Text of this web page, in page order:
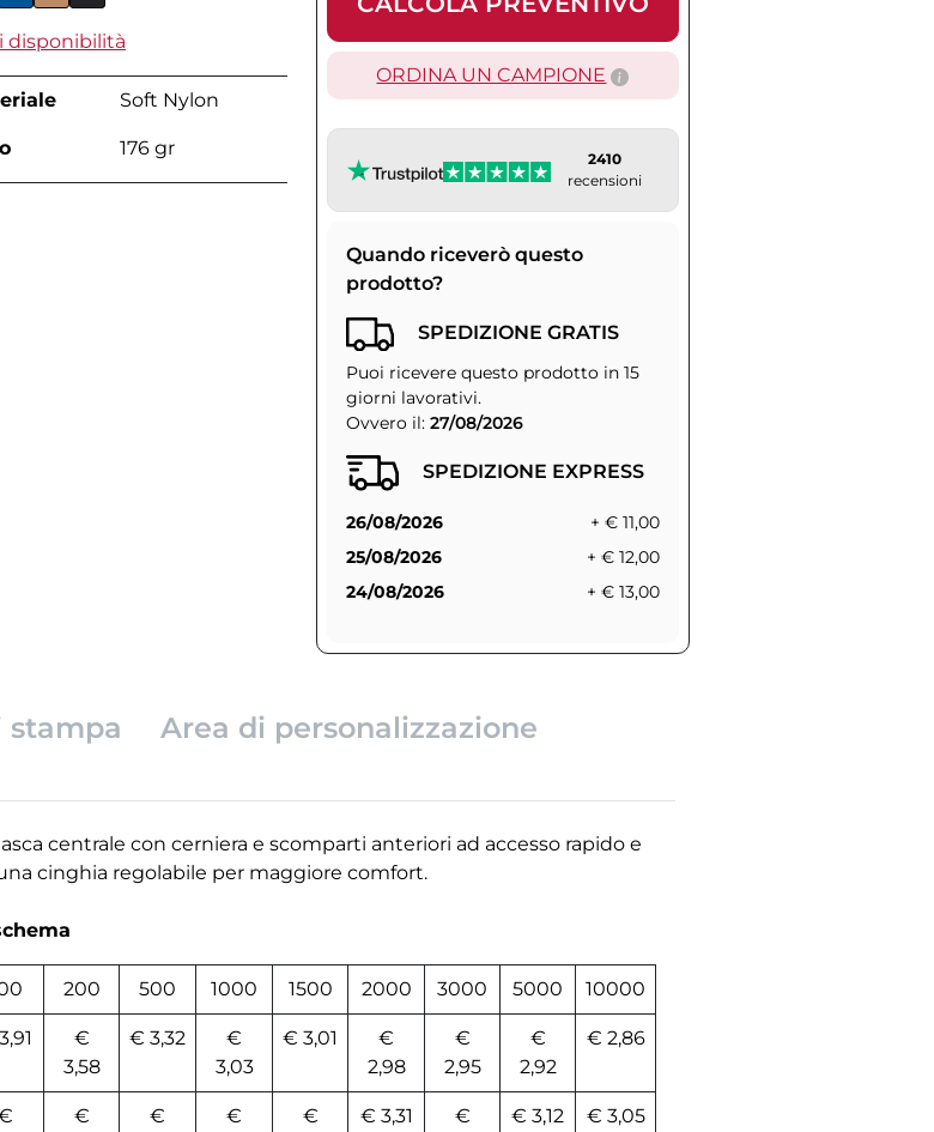
disponibilità
Soft Nylon
176 gr
ORDINA UN CAMPIONE
2410
recensioni
Quando riceverò questo
prodotto?
SPEDIZIONE GRATIS
Puoi ricevere questo prodotto in 15
giorni lavorativi.
Ovvero il: 27/08/2026
SPEDIZIONE EXPRESS
26/08/2026
+ € 11,00
25/08/2026
+ € 12,00
24/08/2026
+ € 13,00
stampa
Area di personalizzazione
centrale con cerniera e scomparti anteriori ad accesso rapido e
cinghia regolabile per maggiore comfort.
200 500 1000 1500 2000 3000 5000 10000
€
3,58
€ 3,32
€
3,03
€ 3,01
€
2,98
€
2,95
€
2,92
€ 2,86
€
€
€
€
€ 3,31
€
€ 3,12 € 3,05